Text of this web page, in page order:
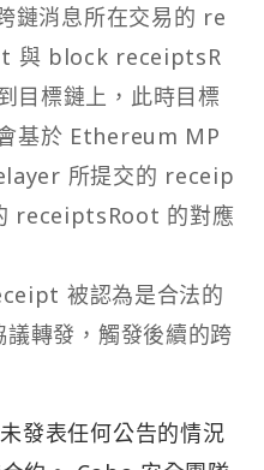
鏈消息所在交易的 re
與 block receiptsR
目標鏈上，此時目標
基於 Ethereum MP
所提交的 receip
receiptsRoot 的對應
被認為是合法的
轉發，觸發後續的跨
發表任何公告的情況